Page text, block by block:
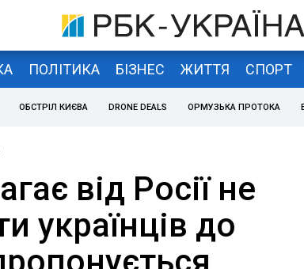
ПОЛІТИКА БІЗНЕС ЖИТТЯ СПОРТ
ОБСТРІЛ КИЄВА DRONE DEALS ОРМУЗЬКА ПРОТОКА
від Росії не
українців до